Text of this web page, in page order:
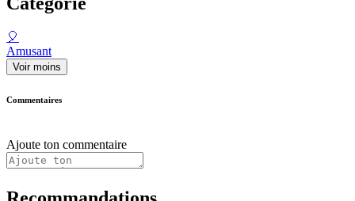
🎈
Amusant
Voir moins
Commentaires
Ajoute ton commentaire